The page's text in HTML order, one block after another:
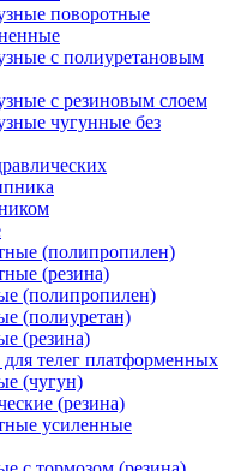
поворотные
с полиуретановым
с резиновым слоем
чугунные без
(полипропилен)
(резина)
(полипропилен)
(полиуретан)
(резина)
телег платформенных
(чугун)
(резина)
усиленные